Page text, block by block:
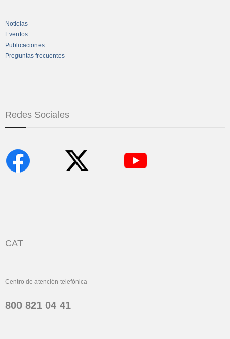
Noticias
Eventos
Publicaciones
Preguntas frecuentes
Redes Sociales
CAT
Centro de atención telefónica
800 821 04 41